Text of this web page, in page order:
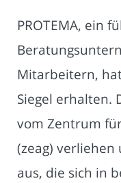
PROTEMA, ein
Mitarbeitern,
Siegel erhalten.
vom Zentrum
(zeag)
aus, die sich in